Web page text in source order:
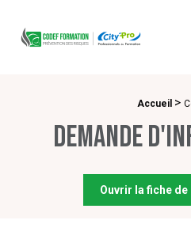
Accueil >
Demande
Ouvrir la fiche